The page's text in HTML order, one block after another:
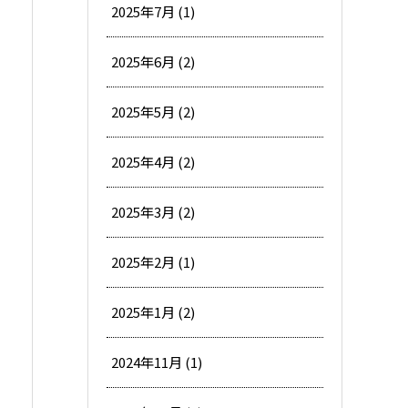
2025年7月 (1)
2025年6月 (2)
2025年5月 (2)
2025年4月 (2)
2025年3月 (2)
2025年2月 (1)
2025年1月 (2)
2024年11月 (1)